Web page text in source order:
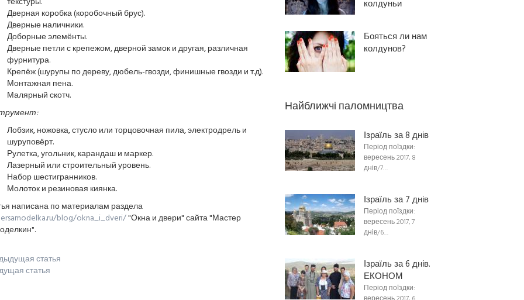
Дверная коробка (коробочный брус).
Дверные наличники.
Доборные элемёнты.
Дверные петли с крепежом, дверной замок и другая, различная
фурнитура.
Крепёж (шурупы по дереву, дюбель-гвозди, финишные гвозди и т.д).
Монтажная пена.
Малярный скотч.
Лобзик, ножовка, стусло или торцовочная пила, электродрель и
шуруповёрт.
Рулетка, угольник, карандаш и маркер.
Лазерный или строительный уровень.
Набор шестигранников.
Молоток и резиновая киянка.
написана по материалам раздела
blog/okna_i_dveri/"Окна и двери" сайта "Мастер
статья
статья
колдуньи
Бояться ли нам
колдунов?
Найближчі паломництва
Ізраїль за 8 днів
Період поїздки:
вересень 2017, 8
днів/7…
Ізраїль за 7 днів
Період поїздки:
вересень 2017, 7
днів/6…
Ізраїль за 6 днів.
ЕКОНОМ
Період поїздки: